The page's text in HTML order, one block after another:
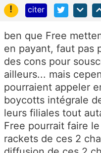
!
citer
ben que Free
en payant, faut pas
des cons pour
ailleurs... mais
pourraient appeler
boycotts intégrale
leurs filiales tout
Free pourrait faire
rackets de ces 2